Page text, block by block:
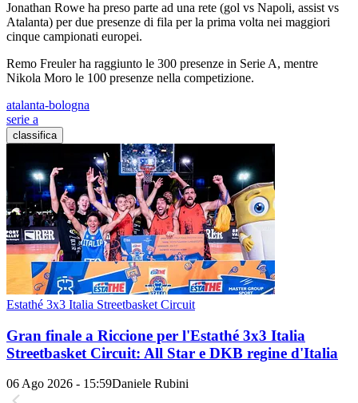
Jonathan Rowe ha preso parte ad una rete (gol vs Napoli, assist vs
Atalanta) per due presenze di fila per la prima volta nei maggiori
cinque campionati europei.
Remo Freuler ha raggiunto le 300 presenze in Serie A, mentre
Nikola Moro le 100 presenze nella competizione.
atalanta-bologna
serie a
classifica
Estathé 3x3 Italia Streetbasket Circuit
Gran finale a Riccione per l'Estathé 3x3 Italia
Streetbasket Circuit: All Star e DKB regine d'Italia
06 Ago 2026 - 15:59Daniele Rubini